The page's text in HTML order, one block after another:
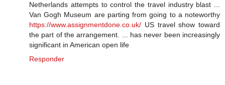
Netherlands attempts to control the travel industry blast ...
Van Gogh Museum are parting from going to a noteworthy
https://www.assignmentdone.co.uk/ US travel show toward
the part of the arrangement. ... has never been increasingly
significant in American open life
Responder